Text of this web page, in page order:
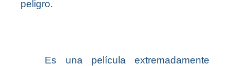
peligro.
Es una película extremadamente